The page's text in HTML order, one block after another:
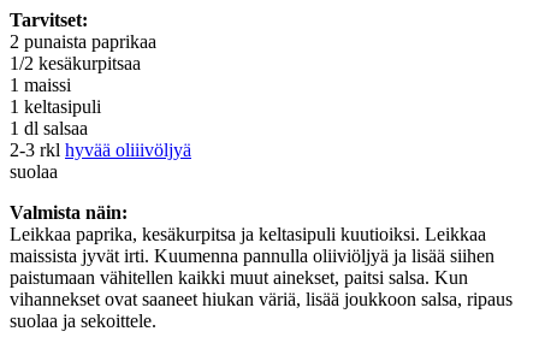
Tarvitset:
2 punaista paprikaa
1/2 kesäkurpitsaa
1 maissi
1 keltasipuli
1 dl salsaa
2-3 rkl hyvää oliiivöljyä
suolaa
Valmista näin:
Leikkaa paprika, kesäkurpitsa ja keltasipuli kuutioiksi. Leikkaa
maissista jyvät irti. Kuumenna pannulla oliiviöljyä ja lisää siihen
paistumaan vähitellen kaikki muut ainekset, paitsi salsa. Kun
vihannekset ovat saaneet hiukan väriä, lisää joukkoon salsa, ripaus
suolaa ja sekoittele.